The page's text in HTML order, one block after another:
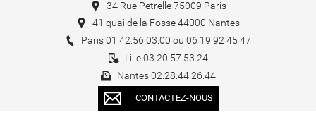
34 Rue Petrelle 75009 Paris
41 quai de la Fosse 44000 Nantes
Paris 01.42.56.03.00 ou 06 19 92 45 47
Lille 03.20.57.53.24
Nantes 02.28.44.26.44
CONTACTEZ-NOUS